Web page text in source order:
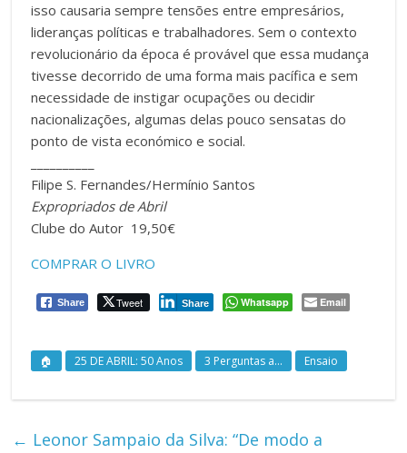
isso causaria sempre tensões entre empresários,
lideranças políticas e trabalhadores. Sem o contexto
revolucionário da época é provável que essa mudança
tivesse decorrido de uma forma mais pacífica e sem
necessidade de instigar ocupações ou decidir
nacionalizações, algumas delas pouco sensatas do
ponto de vista económico e social.
Filipe S. Fernandes/Hermínio Santos
Expropriados de Abril
Clube do Autor 19,50€
COMPRAR O LIVRO
Share Tweet Share Whatsapp Email
🏠 25 DE ABRIL: 50 Anos 3 Perguntas a... Ensaio
← Leonor Sampaio da Silva: “De modo a